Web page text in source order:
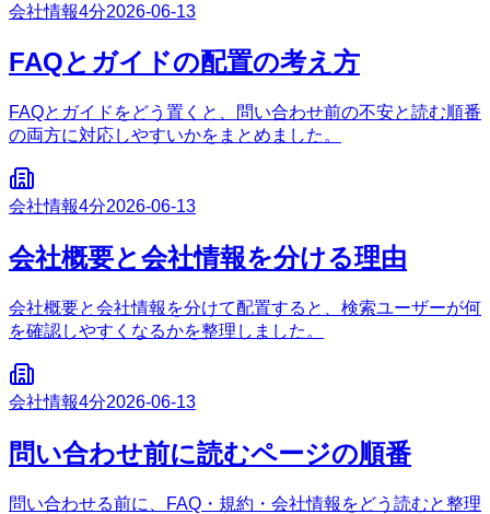
会社情報4分2026-06-13
FAQとガイドの配置の考え方
FAQとガイドをどう置くと、問い合わせ前の不安と読む順番
の両方に対応しやすいかをまとめました。
会社情報4分2026-06-13
会社概要と会社情報を分ける理由
会社概要と会社情報を分けて配置すると、検索ユーザーが何
を確認しやすくなるかを整理しました。
会社情報4分2026-06-13
問い合わせ前に読むページの順番
問い合わせる前に、FAQ・規約・会社情報をどう読むと整理